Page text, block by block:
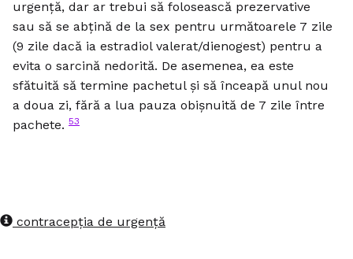
urgență, dar ar trebui să folosească prezervative
sau să se abțină de la sex pentru următoarele 7 zile
(9 zile dacă ia estradiol valerat/dienogest) pentru a
evita o sarcină nedorită. De asemenea, ea este
sfătuită să termine pachetul și să înceapă unul nou
a doua zi, fără a lua pauza obișnuită de 7 zile între
pachete. 53
contracepția de urgență